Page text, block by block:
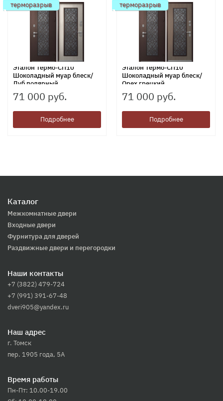
терморазрыв
Эталон Термо-СП10
Шоколадный муар блеск/
Дуб полярный
71 000 руб.
Подробнее
терморазрыв
Эталон Термо-СП10
Шоколадный муар блеск/
Орех грецкий
71 000 руб.
Подробнее
Каталог
Межкомнатные двери
Входные двери
Фурнитура для дверей
Раздвижные двери и перегородки
Наши контакты
+7 (3822) 479-724
+7 (991) 391-67-48
dveri905@yandex.ru
Наш адрес
г. Томск
пер. 1905 года, 5А
Время работы
Пн-Пт: 10.00-19.00